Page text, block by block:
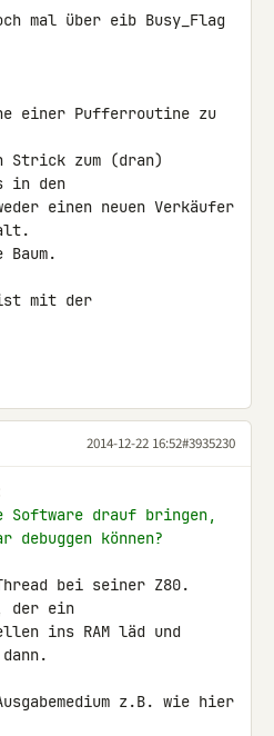
mal über eib Busy_Flag
einer Pufferroutine zu
Strick zum (dran)
in den
einen neuen Verkäufer
mit der
2014-12-22 16:52#3935230
Software drauf bringen,
können?
bei seiner Z80.
der ein
ins RAM läd und
z.B. wie hier